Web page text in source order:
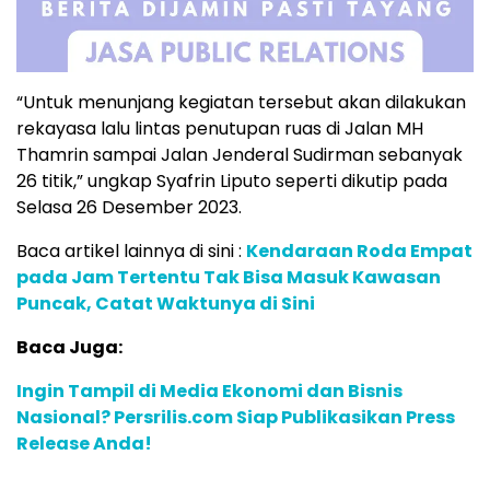
“Untuk menunjang kegiatan tersebut akan dilakukan
rekayasa lalu lintas penutupan ruas di Jalan MH
Thamrin sampai Jalan Jenderal Sudirman sebanyak
26 titik,” ungkap Syafrin Liputo seperti dikutip pada
Selasa 26 Desember 2023.
Baca artikel lainnya di sini : Kendaraan Roda Empat
pada Jam Tertentu Tak Bisa Masuk Kawasan
Puncak, Catat Waktunya di Sini
Baca Juga:
Ingin Tampil di Media Ekonomi dan Bisnis
Nasional? Persrilis.com Siap Publikasikan Press
Release Anda!